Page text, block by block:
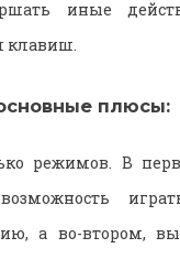
иные
клавиш.
плюсы:
режимов. В
а во-втором,